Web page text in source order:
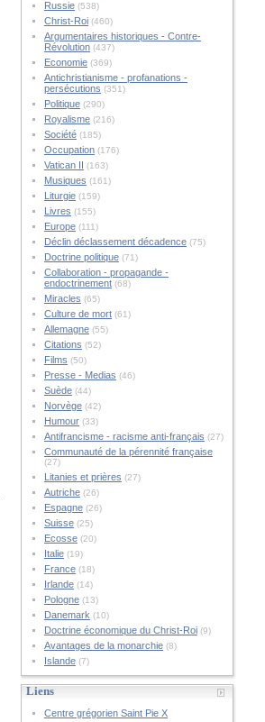
Russie(538)
Christ-Roi(460)
Argumentaires historiques - Contre-
Révolution(437)
Economie(369)
Antichristianisme - profanations -
persécutions (351)
Politique(290)
Royalisme(216)
Société(185)
Occupation(176)
Vatican II (163)
Musiques (161)
Liturgie(159)
Livres (155)
Europe(111)
Déclin déclassement décadence(75)
Doctrine politique(71)
Collaboration - propagande -
endoctrinement(68)
Miracles (65)
Culture de mort(61)
Allemagne(55)
Citations (52)
Films (50)
Presse - Medias (46)
Suède(44)
Norvège(42)
Humour(33)
Antifrancisme - racisme anti-français (27)
Communauté de la pérennité française
(27)
Litanies et prières (27)
Autriche(26)
Espagne(26)
Suisse(25)
Ecosse(20)
Italie(19)
France(18)
Irlande(14)
Pologne(13)
Danemark (10)
Doctrine économique du Christ-Roi(9)
Avantages de la monarchie(8)
Islande(7)
Liens
Centre grégorien Saint Pie X